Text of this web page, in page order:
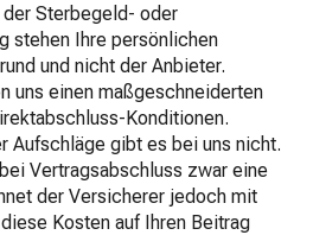
Sterbegeld- oder
stehen Ihre persönlichen
und nicht der Anbieter.
uns einen maßgeschneiderten
Konditionen.
Aufschläge gibt es bei uns nicht.
Vertragsabschluss zwar eine
der Versicherer jedoch mit
Kosten auf Ihren Beitrag